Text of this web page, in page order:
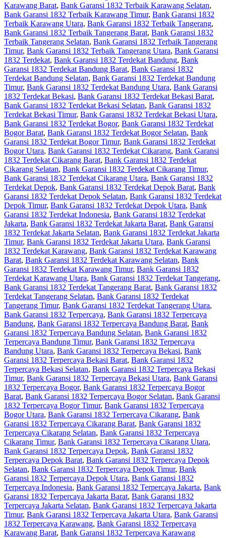
Karawang Barat, Bank Garansi 1832 Terbaik Karawang Selatan,
Bank Garansi 1832 Terbaik Karawang Timur, Bank Garansi 1832
Terbaik Karawang Utara, Bank Garansi 1832 Terbaik Tangerang,
Bank Garansi 1832 Terbaik Tangerang Barat, Bank Garansi 1832
Terbaik Tangerang Selatan, Bank Garansi 1832 Terbaik Tangerang
Timur, Bank Garansi 1832 Terbaik Tangerang Utara, Bank Garansi
1832 Terdekat, Bank Garansi 1832 Terdekat Bandung, Bank
Garansi 1832 Terdekat Bandung Barat, Bank Garansi 1832
Terdekat Bandung Selatan, Bank Garansi 1832 Terdekat Bandung
Timur, Bank Garansi 1832 Terdekat Bandung Utara, Bank Garansi
1832 Terdekat Bekasi, Bank Garansi 1832 Terdekat Bekasi Barat,
Bank Garansi 1832 Terdekat Bekasi Selatan, Bank Garansi 1832
Terdekat Bekasi Timur, Bank Garansi 1832 Terdekat Bekasi Utara,
Bank Garansi 1832 Terdekat Bogor, Bank Garansi 1832 Terdekat
Bogor Barat, Bank Garansi 1832 Terdekat Bogor Selatan, Bank
Garansi 1832 Terdekat Bogor Timur, Bank Garansi 1832 Terdekat
Bogor Utara, Bank Garansi 1832 Terdekat Cikarang, Bank Garansi
1832 Terdekat Cikarang Barat, Bank Garansi 1832 Terdekat
Cikarang Selatan, Bank Garansi 1832 Terdekat Cikarang Timur,
Bank Garansi 1832 Terdekat Cikarang Utara, Bank Garansi 1832
Terdekat Depok, Bank Garansi 1832 Terdekat Depok Barat, Bank
Garansi 1832 Terdekat Depok Selatan, Bank Garansi 1832 Terdekat
Depok Timur, Bank Garansi 1832 Terdekat Depok Utara, Bank
Garansi 1832 Terdekat Indonesia, Bank Garansi 1832 Terdekat
Jakarta, Bank Garansi 1832 Terdekat Jakarta Barat, Bank Garansi
1832 Terdekat Jakarta Selatan, Bank Garansi 1832 Terdekat Jakarta
Timur, Bank Garansi 1832 Terdekat Jakarta Utara, Bank Garansi
1832 Terdekat Karawang, Bank Garansi 1832 Terdekat Karawang
Barat, Bank Garansi 1832 Terdekat Karawang Selatan, Bank
Garansi 1832 Terdekat Karawang Timur, Bank Garansi 1832
Terdekat Karawang Utara, Bank Garansi 1832 Terdekat Tangerang,
Bank Garansi 1832 Terdekat Tangerang Barat, Bank Garansi 1832
Terdekat Tangerang Selatan, Bank Garansi 1832 Terdekat
Tangerang Timur, Bank Garansi 1832 Terdekat Tangerang Utara,
Bank Garansi 1832 Terpercaya, Bank Garansi 1832 Terpercaya
Bandung, Bank Garansi 1832 Terpercaya Bandung Barat, Bank
Garansi 1832 Terpercaya Bandung Selatan, Bank Garansi 1832
Terpercaya Bandung Timur, Bank Garansi 1832 Terpercaya
Bandung Utara, Bank Garansi 1832 Terpercaya Bekasi, Bank
Garansi 1832 Terpercaya Bekasi Barat, Bank Garansi 1832
Terpercaya Bekasi Selatan, Bank Garansi 1832 Terpercaya Bekasi
Timur, Bank Garansi 1832 Terpercaya Bekasi Utara, Bank Garansi
1832 Terpercaya Bogor, Bank Garansi 1832 Terpercaya Bogor
Barat, Bank Garansi 1832 Terpercaya Bogor Selatan, Bank Garansi
1832 Terpercaya Bogor Timur, Bank Garansi 1832 Terpercaya
Bogor Utara, Bank Garansi 1832 Terpercaya Cikarang, Bank
Garansi 1832 Terpercaya Cikarang Barat, Bank Garansi 1832
Terpercaya Cikarang Selatan, Bank Garansi 1832 Terpercaya
Cikarang Timur, Bank Garansi 1832 Terpercaya Cikarang Utara,
Bank Garansi 1832 Terpercaya Depok, Bank Garansi 1832
Terpercaya Depok Barat, Bank Garansi 1832 Terpercaya Depok
Selatan, Bank Garansi 1832 Terpercaya Depok Timur, Bank
Garansi 1832 Terpercaya Depok Utara, Bank Garansi 1832
Terpercaya Indonesia, Bank Garansi 1832 Terpercaya Jakarta, Bank
Garansi 1832 Terpercaya Jakarta Barat, Bank Garansi 1832
Terpercaya Jakarta Selatan, Bank Garansi 1832 Terpercaya Jakarta
Timur, Bank Garansi 1832 Terpercaya Jakarta Utara, Bank Garansi
1832 Terpercaya Karawang, Bank Garansi 1832 Terpercaya
Karawang Barat, Bank Garansi 1832 Terpercaya Karawang